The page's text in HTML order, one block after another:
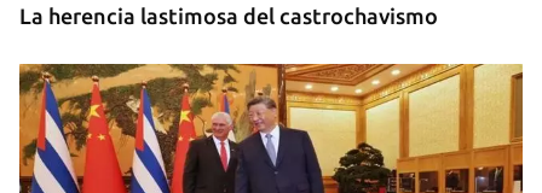
La herencia lastimosa del castrochavismo